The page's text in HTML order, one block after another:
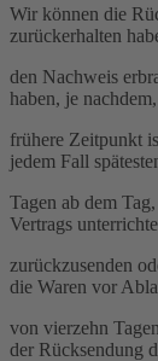
Wir können die
zurückerhalten
den Nachweis
haben, je
frühere Zeitpunkt
jedem Fall
Tagen ab dem
Vertrags
zurückzusenden
die Waren vor
von vierzehn
der Rücksendung